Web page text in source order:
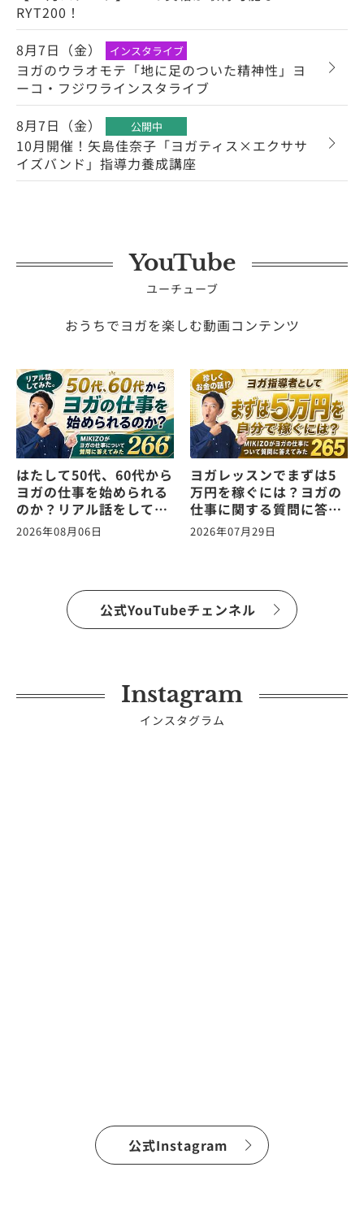
RYT200！
8月7日（金）
インスタライブ
ヨガのウラオモテ「地に足のついた精神性」ヨ
ーコ・フジワラインスタライブ
8月7日（金）
公開中
10月開催！矢島佳奈子「ヨガティス×エクササ
イズバンド」指導力養成講座
YouTube
ユーチューブ
おうちでヨガを楽しむ動画コンテンツ
はたして50代、60代から
ヨガの仕事を始められる
のか？リアル話をしてみ
た。ヨガの仕事に関する
質問に答えます！
2026年08月06日
ヨガレッスンでまずは5
万円を稼ぐには？ヨガの
仕事に関する質問に答え
ます！vol.265
2026年07月29日
公式YouTubeチェンネル
Instagram
インスタグラム
公式Instagram